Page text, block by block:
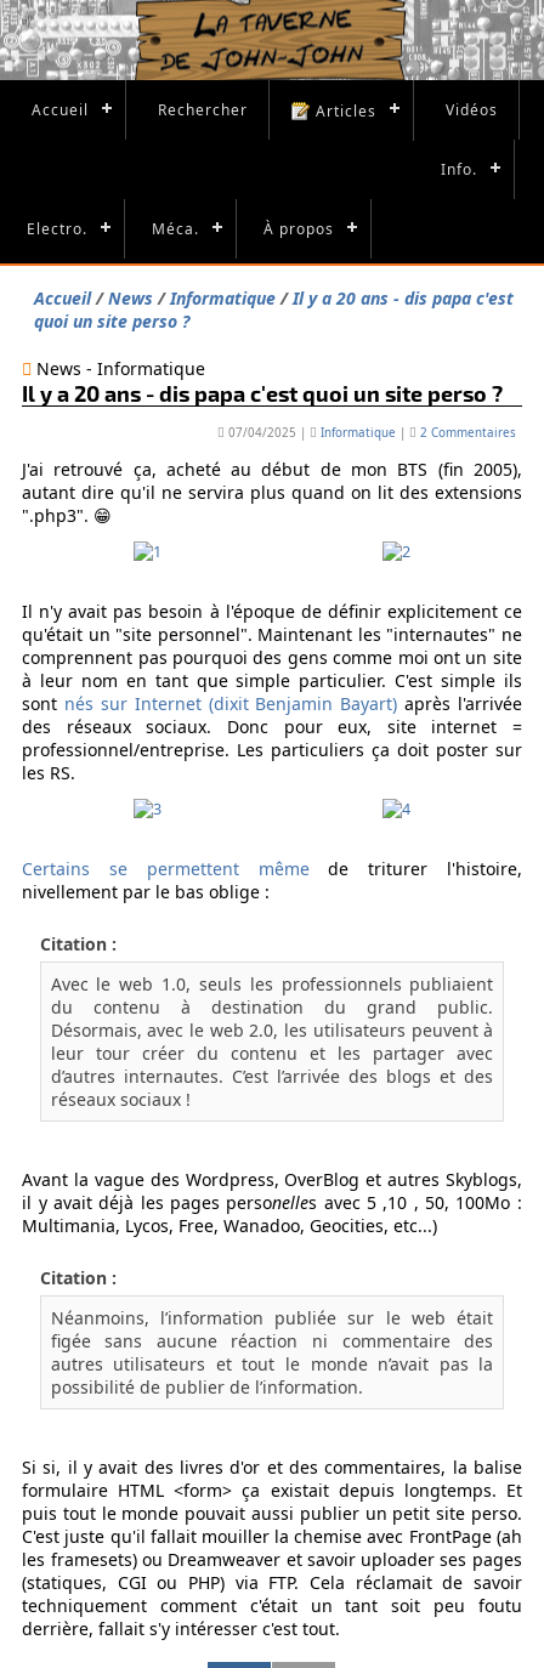
Accueil Rechercher Articles Vidéos
Info.
Electro. Méca. À propos
Accueil News Informatique
Il y a 20 ans - dis papa c'est
quoi un site perso ?
News - Informatique
Il y a 20 ans - dis papa c'est quoi un site perso ?
07/04/2025 | Informatique | 2 Commentaires
J'ai retrouvé ça, acheté au début de mon BTS (fin 2005),
autant dire qu'il ne servira plus quand on lit des extensions
".php3". 😁
Il n'y avait pas besoin à l'époque de définir explicitement ce
qu'était un "site personnel". Maintenant les "internautes" ne
comprennent pas pourquoi des gens comme moi ont un site
à leur nom en tant que simple particulier. C'est simple ils
sont nés sur Internet (dixit Benjamin Bayart) après l'arrivée
des réseaux sociaux. Donc pour eux, site internet =
professionnel/entreprise. Les particuliers ça doit poster sur
les RS.
Certains se permettent mêmede triturer l'histoire,
nivellement par le bas oblige :
Citation :
Avec le web 1.0, seuls les professionnels publiaient
du contenu à destination du grand public.
Désormais, avec le web 2.0, les utilisateurs peuvent à
leur tour créer du contenu et les partager avec
d’autres internautes. C’est l’arrivée des blogs et des
réseaux sociaux !
Avant la vague des Wordpress, OverBlog et autres Skyblogs,
il y avait déjà les pages personelles avec 5 ,10 , 50, 100Mo :
Multimania, Lycos, Free, Wanadoo, Geocities, etc...)
Citation :
Néanmoins, l’information publiée sur le web était
figée sans aucune réaction ni commentaire des
autres utilisateurs et tout le monde n’avait pas la
possibilité de publier de l’information.
Si si, il y avait des livres d'or et des commentaires, la balise
formulaire HTML <form> ça existait depuis longtemps. Et
puis tout le monde pouvait aussi publier un petit site perso.
C'est juste qu'il fallait mouiller la chemise avec FrontPage (ah
les framesets) ou Dreamweaver et savoir uploader ses pages
(statiques, CGI ou PHP) via FTP. Cela réclamait de savoir
techniquement comment c'était un tant soit peu foutu
derrière, fallait s'y intéresser c'est tout.